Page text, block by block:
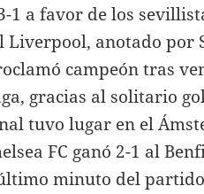
1 a favor de los
anotado por
campeón tras
gracias al solitario
tuvo lugar en el
FC ganó 2-1 al
minuto del